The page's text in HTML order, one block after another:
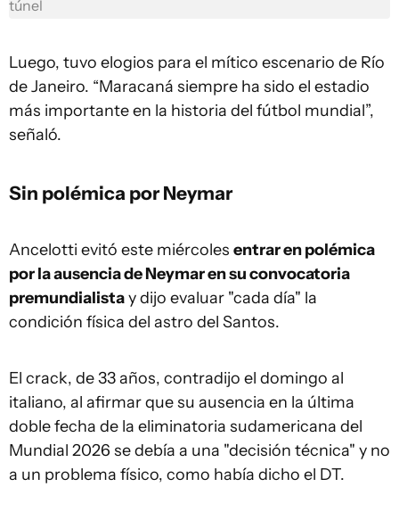
túnel
Luego, tuvo elogios para el mítico escenario de Río
de Janeiro. “Maracaná siempre ha sido el estadio
más importante en la historia del fútbol mundial”,
señaló.
Sin polémica por Neymar
Ancelotti evitó este miércoles entrar en polémica
por la ausencia de Neymar en su convocatoria
premundialistay dijo evaluar "cada día" la
condición física del astro del Santos.
El crack, de 33 años, contradijo el domingo al
italiano, al afirmar que su ausencia en la última
doble fecha de la eliminatoria sudamericana del
Mundial 2026 se debía a una "decisión técnica" y no
a un problema físico, como había dicho el DT.